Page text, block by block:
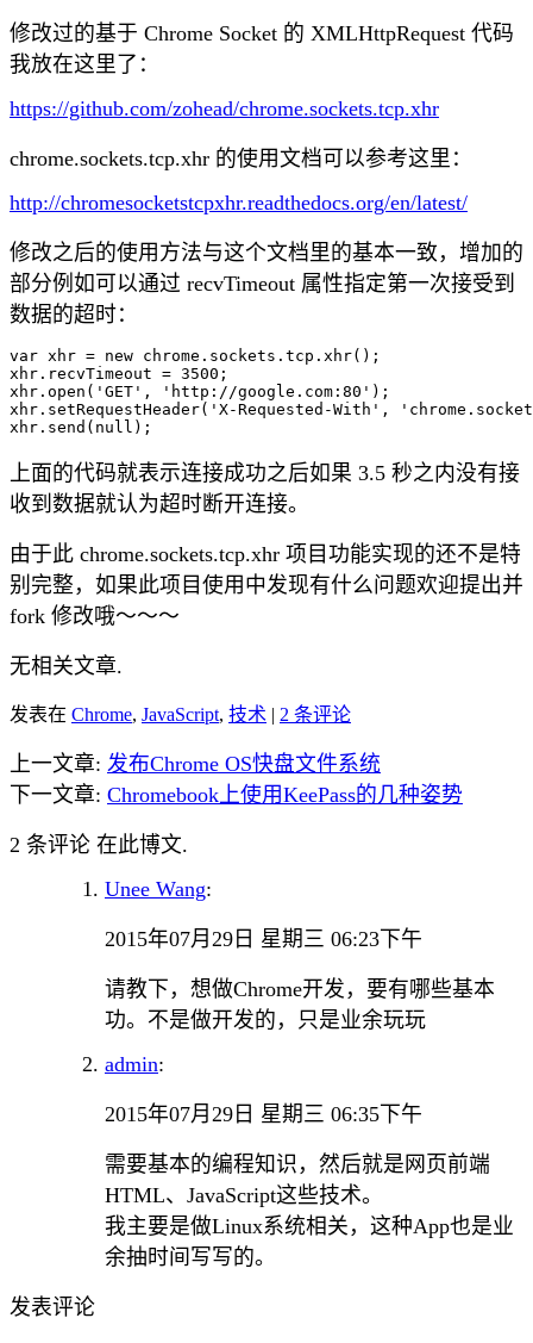
修改过的基于 Chrome Socket 的 XMLHttpRequest 代码
我放在这里了：
https://github.com/zohead/chrome.sockets.tcp.xhr
chrome.sockets.tcp.xhr 的使用文档可以参考这里：
http://chromesocketstcpxhr.readthedocs.org/en/latest/
修改之后的使用方法与这个文档里的基本一致，增加的
部分例如可以通过 recvTimeout 属性指定第一次接受到
数据的超时：
var xhr = new chrome.sockets.tcp.xhr();
xhr.recvTimeout = 3500;
xhr.open('GET', 'http://google.com:80');
xhr.setRequestHeader('X-Requested-With',
上面的代码就表示连接成功之后如果 3.5 秒之内没有接
收到数据就认为超时断开连接。
由于此 chrome.sockets.tcp.xhr 项目功能实现的还不是特
别完整，如果此项目使用中发现有什么问题欢迎提出并
fork 修改哦～～～
无相关文章.
发表在 Chrome, JavaScript, 技术 | 2 条评论
上一文章: 发布Chrome OS快盘文件系统
下一文章: Chromebook上使用KeePass的几种姿势
2 条评论 在此博文.
Unee Wang:
2015年07月29日 星期三 06:23下午
请教下，想做Chrome开发，要有哪些基本
功。不是做开发的，只是业余玩玩
admin:
2015年07月29日 星期三 06:35下午
需要基本的编程知识，然后就是网页前端
HTML、JavaScript这些技术。
我主要是做Linux系统相关，这种App也是业
余抽时间写写的。
发表评论